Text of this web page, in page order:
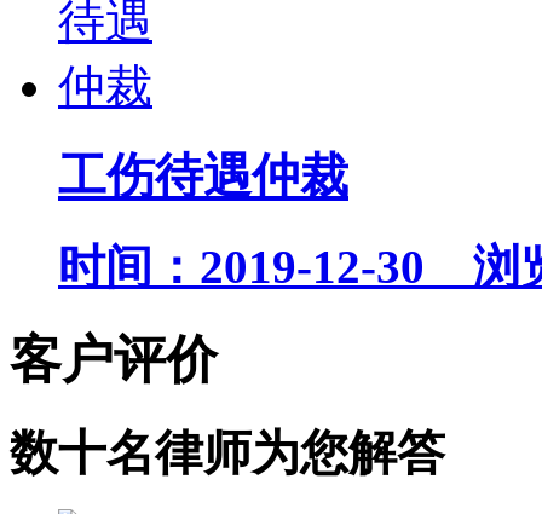
工伤待遇仲裁
时间：2019-12-30 浏
客户评价
数十名律师为您解答